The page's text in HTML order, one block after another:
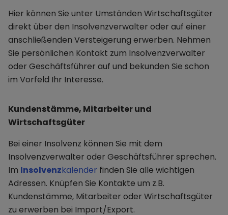
Hier können Sie unter Umständen Wirtschaftsgüter
direkt über den Insolvenzverwalter oder auf einer
anschließenden Versteigerung erwerben. Nehmen
Sie persönlichen Kontakt zum Insolvenzverwalter
oder Geschäftsführer auf und bekunden Sie schon
im Vorfeld Ihr Interesse.
Kundenstämme, Mitarbeiter und
Wirtschaftsgüter
Bei einer Insolvenz können Sie mit dem
Insolvenzverwalter oder Geschäftsführer sprechen.
Im Insolvenzkalender finden Sie alle wichtigen
Adressen. Knüpfen Sie Kontakte um z.B.
Kundenstämme, Mitarbeiter oder Wirtschaftsgüter
zu erwerben bei Import/Export.